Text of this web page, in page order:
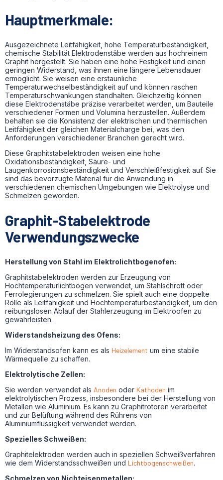
Hauptmerkmale:
Ausgezeichnete Leitfähigkeit, hohe Temperaturbeständigkeit,
chemische Stabilität Elektrodenstäbe werden aus hochreinem
Graphit hergestellt. Sie haben eine hohe Festigkeit und einen
geringen Widerstand, was ihnen eine längere Lebensdauer
ermöglicht. Sie weisen eine erstaunliche
Temperaturwechselbeständigkeit auf und können raschen
Temperaturschwankungen standhalten. Gleichzeitig können
diese Elektrodenstäbe präzise verarbeitet werden, um Bauteile
verschiedener Formen und Volumina herzustellen. Außerdem
behalten sie die Konsistenz der elektrischen und thermischen
Leitfähigkeit der gleichen Materialcharge bei, was den
Anforderungen verschiedener Branchen gerecht wird.
Diese Graphitstabelektroden weisen eine hohe
Oxidationsbeständigkeit, Säure- und
Laugenkorrosionsbeständigkeit und Verschleißfestigkeit auf. Sie
sind das bevorzugte Material für die Anwendung in
verschiedenen chemischen Umgebungen wie Elektrolyse und
Schmelzen geworden.
Graphit-Stabelektrode
Verwendungszwecke
Herstellung von Stahl im Elektrolichtbogenofen:
Graphitstabelektroden werden zur Erzeugung von
Hochtemperaturlichtbögen verwendet, um Stahlschrott oder
Ferrolegierungen zu schmelzen. Sie spielt auch eine doppelte
Rolle als Leitfähigkeit und Hochtemperaturbeständigkeit, um den
reibungslosen Ablauf der Stahlerzeugung im Elektroofen zu
gewährleisten.
Widerstandsheizung des Ofens:
Im Widerstandsofen kann es als Heizelement um eine stabile
Wärmequelle zu schaffen.
Elektrolytische Zellen:
Sie werden verwendet als Anoden oder Kathoden im
elektrolytischen Prozess, insbesondere bei der Herstellung von
Metallen wie Aluminium. Es kann zu Graphitrotoren verarbeitet
und zur Belüftung während des Rührens von
Aluminiumflüssigkeit verwendet werden.
Spezielles Schweißen:
Graphitelektroden werden auch in speziellen Schweißverfahren
wie dem Widerstandsschweißen und Lichtbogenschweißen.
Schmelzen von Nichteisenmetallen: